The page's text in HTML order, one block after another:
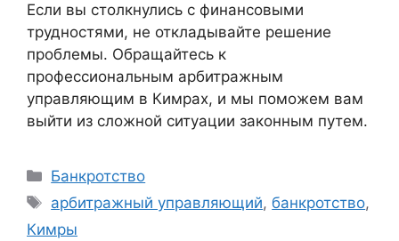
Если вы столкнулись с финансовыми
трудностями, не откладывайте решение
проблемы. Обращайтесь к
профессиональным арбитражным
управляющим в Кимрах, и мы поможем вам
выйти из сложной ситуации законным путем.
Рубрики
Банкротство
Метки
арбитражный управляющий,банкротство,
Кимры